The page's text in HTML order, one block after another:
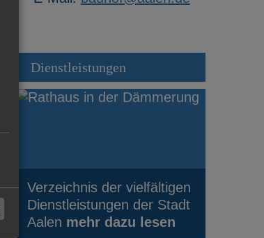
Dienstleistungen
Verzeichnis der vielfältigen
Dienstleistungen der Stadt
Aalen mehr dazu lesen